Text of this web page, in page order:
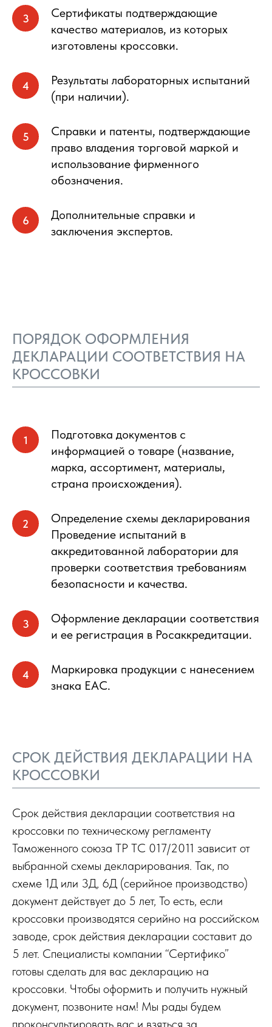
Сертификаты подтверждающие
качество материалов, из которых
изготовлены кроссовки.
Результаты лабораторных испытаний
(при наличии).
Справки и патенты, подтверждающие
право владения торговой маркой и
использование фирменного
обозначения.
Дополнительные справки и
заключения экспертов.
ПОРЯДОК ОФОРМЛЕНИЯ
ДЕКЛАРАЦИИ СООТВЕТСТВИЯ НА
КРОССОВКИ
Подготовка документов с
информацией о товаре (название,
марка, ассортимент, материалы,
страна происхождения).
Определение схемы декларирования
Проведение испытаний в
аккредитованной лаборатории для
проверки соответствия требованиям
безопасности и качества.
Оформление декларации соответствия
и ее регистрация в Росаккредитации.
Маркировка продукции с нанесением
знака ЕАС.
СРОК ДЕЙСТВИЯ ДЕКЛАРАЦИИ НА
КРОССОВКИ
Срок действия декларации соответствия на
кроссовки по техническому регламенту
Таможенного союза ТР ТС 017/2011 зависит от
выбранной схемы декларирования. Так, по
схеме 1Д или 3Д, 6Д (серийное производство)
документ действует до 5 лет, То есть, если
кроссовки производятся серийно на российском
заводе, срок действия декларации составит до
5 лет. Специалисты компании “Сертифико”
готовы сделать для вас декларацию на
кроссовки. Чтобы оформить и получить нужный
документ, позвоните нам! Мы рады будем
проконсультировать вас и взяться за